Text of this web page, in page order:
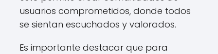
usuarios comprometidos, donde todos
se sientan escuchados y valorados.
Es importante destacar que para